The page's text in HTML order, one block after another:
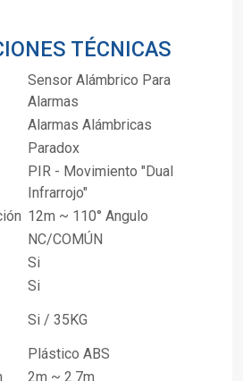
TÉCNICAS
Sensor Alámbrico Para
Alarmas
Alarmas Alámbricas
Paradox
PIR - Movimiento "Dual
Infrarrojo"
12m ~ 110° Angulo
NC/COMÚN
Si
Si
Si / 35KG
Plástico ABS
2m ~ 2.7m